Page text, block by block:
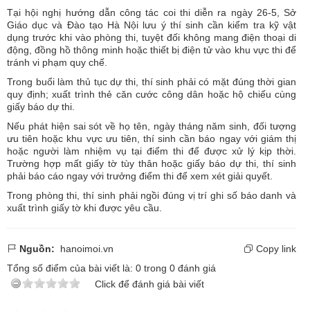
Tại hội nghị hướng dẫn công tác coi thi diễn ra ngày 26-5, Sở
Giáo dục và Đào tạo Hà Nội lưu ý thí sinh cần kiểm tra kỹ vật
dụng trước khi vào phòng thi, tuyệt đối không mang điện thoại di
động, đồng hồ thông minh hoặc thiết bị điện tử vào khu vực thi để
tránh vi phạm quy chế.
Trong buổi làm thủ tục dự thi, thí sinh phải có mặt đúng thời gian
quy định; xuất trình thẻ căn cước công dân hoặc hộ chiếu cùng
giấy báo dự thi.
Nếu phát hiện sai sót về họ tên, ngày tháng năm sinh, đối tượng
ưu tiên hoặc khu vực ưu tiên, thí sinh cần báo ngay với giám thị
hoặc người làm nhiệm vụ tại điểm thi để được xử lý kịp thời.
Trường hợp mất giấy tờ tùy thân hoặc giấy báo dự thi, thí sinh
phải báo cáo ngay với trưởng điểm thi để xem xét giải quyết.
Trong phòng thi, thí sinh phải ngồi đúng vị trí ghi số báo danh và
xuất trình giấy tờ khi được yêu cầu.
Nguồn: hanoimoi.vn
Copy link
Tổng số điểm của bài viết là: 0 trong 0 đánh giá
Click để đánh giá bài viết